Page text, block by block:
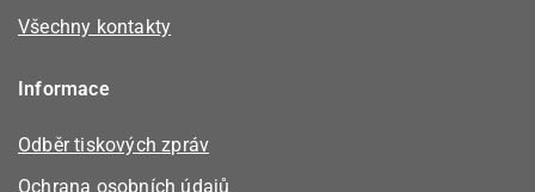
Všechny kontakty
Informace
Odběr tiskových zpráv
Ochrana osobních údajů